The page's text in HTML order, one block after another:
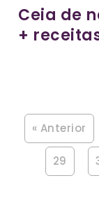
Ceia de
+
« Anterior
29